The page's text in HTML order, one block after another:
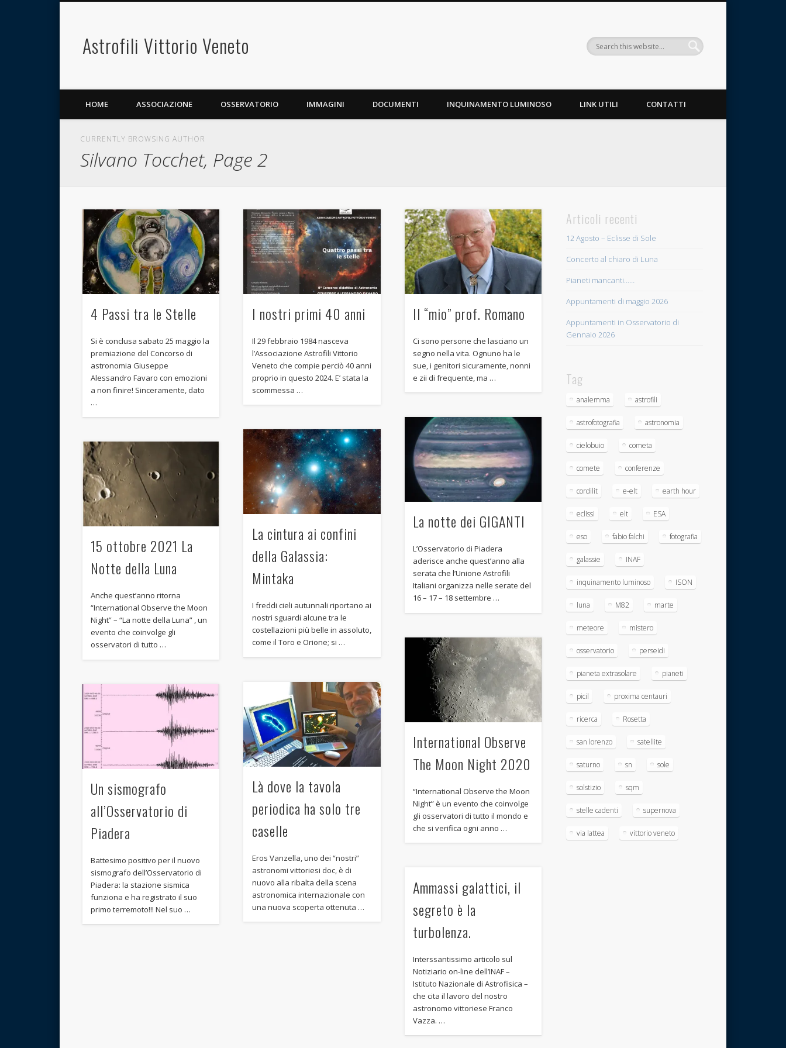
Astrofili Vittorio Veneto
HOME ASSOCIAZIONE OSSERVATORIO IMMAGINI DOCUMENTI INQUINAMENTO LUMINOSO LINK UTILI CONTATTI
CURRENTLY BROWSING AUTHOR
Silvano Tocchet, Page 2
4 Passi tra le Stelle
Si è conclusa sabato 25 maggio la
premiazione del Concorso di
astronomia Giuseppe
Alessandro Favaro con emozioni
a non finire! Sinceramente, dato
…
I nostri primi 40 anni
Il 29 febbraio 1984 nasceva
l’Associazione Astrofili Vittorio
Veneto che compie perciò 40 anni
proprio in questo 2024. E’ stata la
scommessa …
Il “mio” prof. Romano
Ci sono persone che lasciano un
segno nella vita. Ognuno ha le
sue, i genitori sicuramente, nonni
e zii di frequente, ma …
La notte dei GIGANTI
L’Osservatorio di Piadera
aderisce anche quest’anno alla
serata che l’Unione Astrofili
Italiani organizza nelle serate del
16 – 17 – 18 settembre …
La cintura ai confini
della Galassia:
Mintaka
I freddi cieli autunnali riportano ai
nostri sguardi alcune tra le
costellazioni più belle in assoluto,
come il Toro e Orione; si …
15 ottobre 2021 La
Notte della Luna
Anche quest’anno ritorna
“International Observe the Moon
Night” – “La notte della Luna” , un
evento che coinvolge gli
osservatori di tutto …
International Observe
The Moon Night 2020
“International Observe the Moon
Night” è un evento che coinvolge
gli osservatori di tutto il mondo e
che si verifica ogni anno …
Là dove la tavola
periodica ha solo tre
caselle
Eros Vanzella, uno dei “nostri”
astronomi vittoriesi doc, è di
nuovo alla ribalta della scena
astronomica internazionale con
una nuova scoperta ottenuta …
Un sismografo
all’Osservatorio di
Piadera
Battesimo positivo per il nuovo
sismografo dell’Osservatorio di
Piadera: la stazione sismica
funziona e ha registrato il suo
primo terremoto!!! Nel suo …
Ammassi galattici, il
segreto è la
turbolenza.
Interssantissimo articolo sul
Notiziario on-line dell’INAF –
Istituto Nazionale di Astrofisica –
che cita il lavoro del nostro
astronomo vittoriese Franco
Vazza. …
Articoli recenti
12 Agosto – Eclisse di Sole
Concerto al chiaro di Luna
Pianeti mancanti……
Appuntamenti di maggio 2026
Appuntamenti in Osservatorio di
Gennaio 2026
Tag
analemma astrofili
astrofotografia astronomia
cielobuio cometa
comete conferenze
cordilit e-elt earth hour
eclissi elt ESA
eso fabio falchi fotografia
galassie INAF
inquinamento luminoso ISON
luna M82 marte
meteore mistero
osservatorio perseidi
pianeta extrasolare pianeti
picil proxima centauri
ricerca Rosetta
san lorenzo satellite
saturno sn sole
solstizio sqm
stelle cadenti supernova
via lattea vittorio veneto